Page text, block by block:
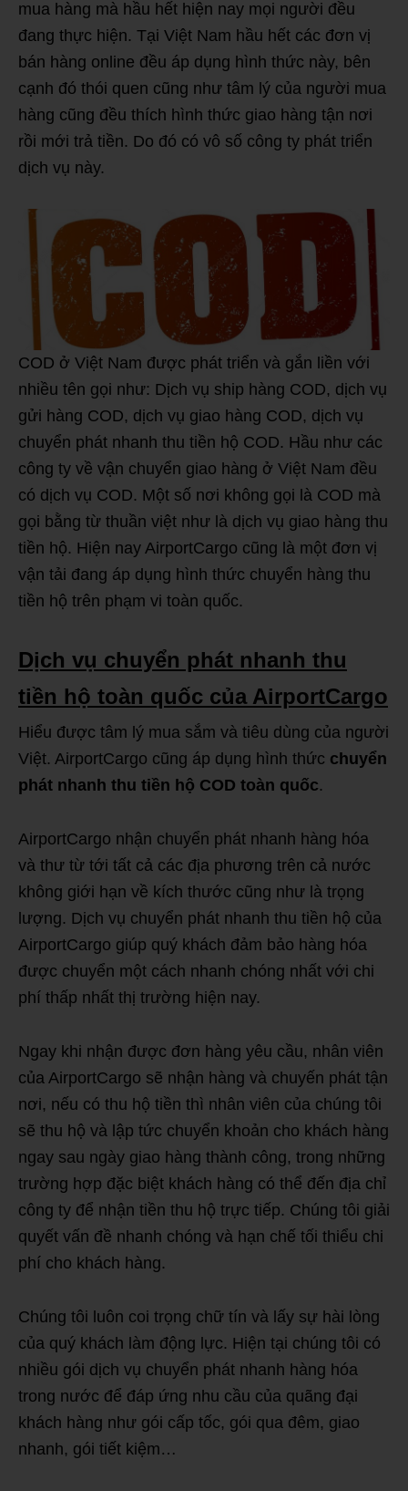
mua hàng mà hầu hết hiện nay mọi người đều
đang thực hiện. Tại Việt Nam hầu hết các đơn vị
bán hàng online đều áp dụng hình thức này, bên
cạnh đó thói quen cũng như tâm lý của người mua
hàng cũng đều thích hình thức giao hàng tận nơi
rồi mới trả tiền. Do đó có vô số công ty phát triển
dịch vụ này.
COD ở Việt Nam được phát triển và gắn liền với
nhiều tên gọi như: Dịch vụ ship hàng COD, dịch vụ
gửi hàng COD, dịch vụ giao hàng COD, dịch vụ
chuyển phát nhanh thu tiền hộ COD. Hầu như các
công ty về vận chuyển giao hàng ở Việt Nam đều
có dịch vụ COD. Một số nơi không gọi là COD mà
gọi bằng từ thuần việt như là dịch vụ giao hàng thu
tiền hộ. Hiện nay AirportCargo cũng là một đơn vị
vận tải đang áp dụng hình thức chuyển hàng thu
tiền hộ trên phạm vi toàn quốc.
Dịch vụ chuyển phát nhanh thu
tiền hộ toàn quốc của AirportCargo
Hiểu được tâm lý mua sắm và tiêu dùng của người
Việt. AirportCargo cũng áp dụng hình thức chuyển
phát nhanh thu tiền hộ COD toàn quốc.
AirportCargo nhận chuyển phát nhanh hàng hóa
và thư từ tới tất cả các địa phương trên cả nước
không giới hạn về kích thước cũng như là trọng
lượng. Dịch vụ chuyển phát nhanh thu tiền hộ của
AirportCargo giúp quý khách đảm bảo hàng hóa
được chuyển một cách nhanh chóng nhất với chi
phí thấp nhất thị trường hiện nay.
Ngay khi nhận được đơn hàng yêu cầu, nhân viên
của AirportCargo sẽ nhận hàng và chuyến phát tận
nơi, nếu có thu hộ tiền thì nhân viên của chúng tôi
sẽ thu hộ và lập tức chuyển khoản cho khách hàng
ngay sau ngày giao hàng thành công, trong những
trường hợp đặc biệt khách hàng có thể đến địa chỉ
công ty để nhận tiền thu hộ trực tiếp. Chúng tôi giải
quyết vấn đề nhanh chóng và hạn chế tối thiểu chi
phí cho khách hàng.
Chúng tôi luôn coi trọng chữ tín và lấy sự hài lòng
của quý khách làm động lực. Hiện tại chúng tôi có
nhiều gói dịch vụ chuyển phát nhanh hàng hóa
trong nước để đáp ứng nhu cầu của quãng đại
khách hàng như gói cấp tốc, gói qua đêm, giao
nhanh, gói tiết kiệm…